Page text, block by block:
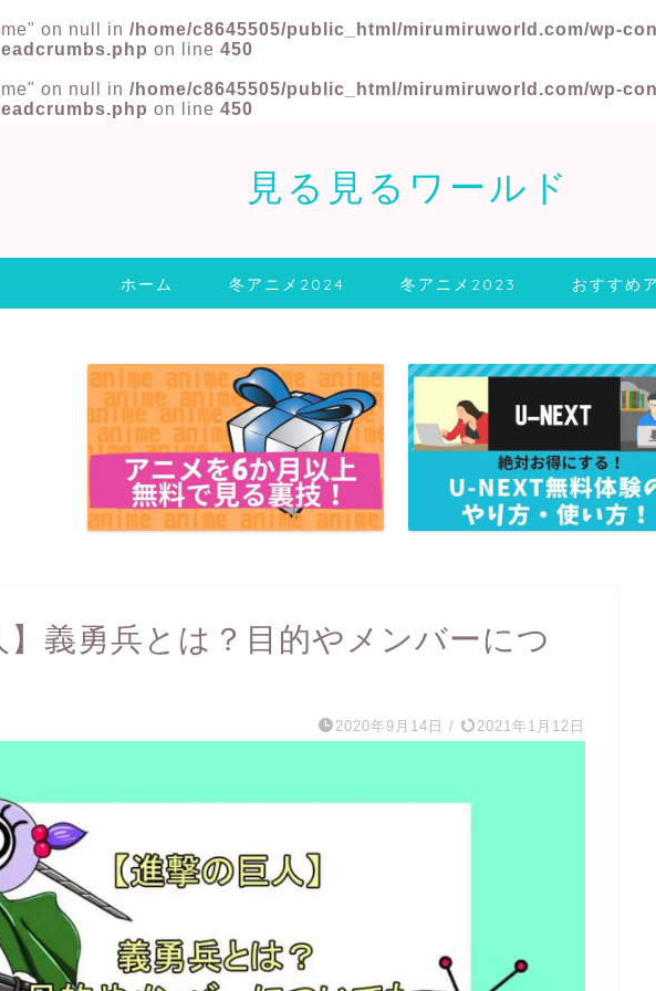
on null in /home/c8645505/public_html/mirumiruworld.com/wp-
on line 450
on null in /home/c8645505/public_html/mirumiruworld.com/wp-
on line 450
見る見るワールド
ホーム 冬アニメ2024 冬アニメ2023 おすすめ
】義勇兵とは？目的やメンバーにつ
2020年9月14日 / 2021年1月12日